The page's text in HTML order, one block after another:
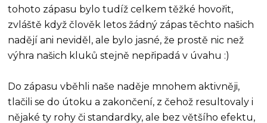
tohoto zápasu bylo tudíž celkem těžké hovořit,
zvláště když člověk letos žádný zápas těchto našich
nadějí ani neviděl, ale bylo jasné, že prostě nic než
výhra našich kluků stejně nepřipadá v úvahu :)
Do zápasu vběhli naše naděje mnohem aktivněji,
tlačili se do útoku a zakončení, z čehož resultovaly i
nějaké ty rohy či standardky, ale bez většího efektu,